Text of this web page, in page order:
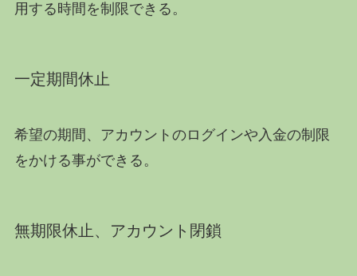
用する時間を制限できる。
一定期間休止
希望の期間、アカウントのログインや入金の制限
をかける事ができる。
無期限休止、アカウント閉鎖